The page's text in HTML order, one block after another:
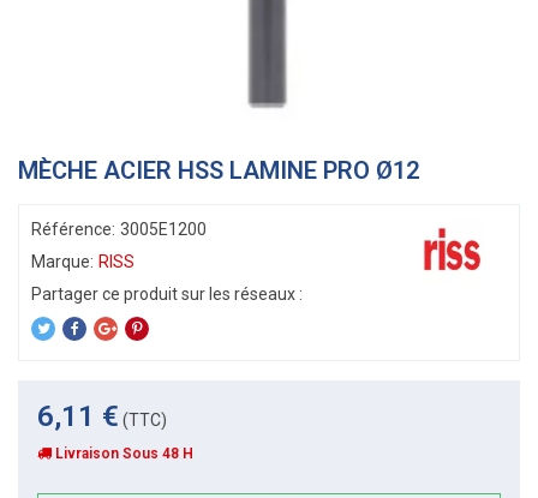
MÈCHE ACIER HSS LAMINE PRO Ø12
Référence: 3005E1200
Marque: RISS
6,11 € (TTC)
Livraison Sous 48 H